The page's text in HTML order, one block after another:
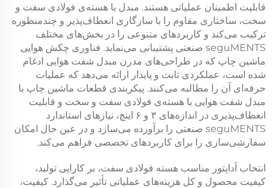
قابلیت اطمینان عملیاتی هستند. مبدل با هسته‌ی فولادی سفت و
سخت، ساختاری مقاوم را با سازگاری انعطاف‌پذیر و چندمنظوره
ترکیب می‌کند و کاربردهای متنوعی را در بخش‌های مختلف
seguMENTS صنعتی پشتیبانی می‌نماید. فناوری چکش هوایی
ماشین چاپ که در طراحی‌های مدرن مبدل شفت هوایی ادغام
شده است، عملکردی ثابت و پایدار ارائه می‌دهد که عملیات
حرفه‌ای آن را مطالبه می‌کنند. پیکربندی قطعات ماشین چاپ با
مبدل شفت هوایی با هسته‌ی فولادی سفت و سخت و قابلیت
انعطاف‌پذیری در اندازه‌های ۳ و ۶ اینچ، نیازهای استاندارد
seguMENTS صنعتی را برآورده می‌سازد و در عین حال امکان
سفارشی‌سازی را برای کاربردهای تخصصی فراهم می‌کند.
انتخاب آداپتور مناسب هسته فولادی سفت، بر کارایی تولید،
کیفیت محصول و کل هزینه‌های عملیاتی تأثیر می‌گذارد. کیفیت،